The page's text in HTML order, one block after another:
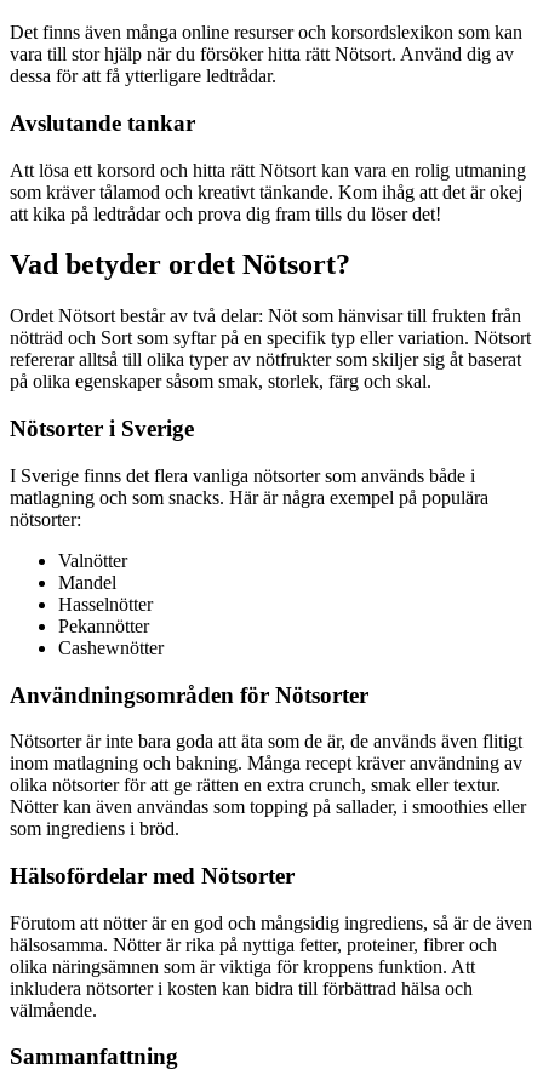
Det finns även många online resurser och korsordslexikon som kan
vara till stor hjälp när du försöker hitta rätt Nötsort. Använd dig av
dessa för att få ytterligare ledtrådar.
Avslutande tankar
Att lösa ett korsord och hitta rätt Nötsort kan vara en rolig utmaning
som kräver tålamod och kreativt tänkande. Kom ihåg att det är okej
att kika på ledtrådar och prova dig fram tills du löser det!
Vad betyder ordet Nötsort?
Ordet Nötsort består av två delar: Nöt som hänvisar till frukten från
nötträd och Sort som syftar på en specifik typ eller variation. Nötsort
refererar alltså till olika typer av nötfrukter som skiljer sig åt baserat
på olika egenskaper såsom smak, storlek, färg och skal.
Nötsorter i Sverige
I Sverige finns det flera vanliga nötsorter som används både i
matlagning och som snacks. Här är några exempel på populära
nötsorter:
Valnötter
Mandel
Hasselnötter
Pekannötter
Cashewnötter
Användningsområden för Nötsorter
Nötsorter är inte bara goda att äta som de är, de används även flitigt
inom matlagning och bakning. Många recept kräver användning av
olika nötsorter för att ge rätten en extra crunch, smak eller textur.
Nötter kan även användas som topping på sallader, i smoothies eller
som ingrediens i bröd.
Hälsofördelar med Nötsorter
Förutom att nötter är en god och mångsidig ingrediens, så är de även
hälsosamma. Nötter är rika på nyttiga fetter, proteiner, fibrer och
olika näringsämnen som är viktiga för kroppens funktion. Att
inkludera nötsorter i kosten kan bidra till förbättrad hälsa och
välmående.
Sammanfattning